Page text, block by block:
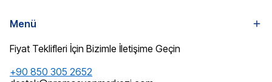
Menü
Fiyat Teklifleri İçin Bizimle İletişime Geçin
+90 850 305 2652